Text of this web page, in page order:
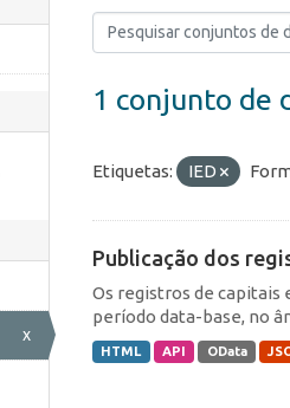
x
1 conjunto de
Etiquetas: IED
Publicação dos
Os registros de capitais
período data-base, no
HTML API OData